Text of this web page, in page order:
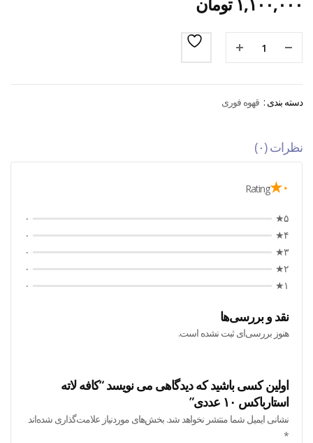
دسته بندی : قهوه فوری
نظرات (۰)
۰★ Rating
۵★
۰
۴★
۰
۳★
۰
۲★
۰
۱★
۰
نقد و بررسی‌ها
هنوز بررسی‌ای ثبت نشده است.
اولین کسی باشید که دیدگاهی می نویسد “کافه لاته
استارباکس ۱۰ عددی”
نشانی ایمیل شما منتشر نخواهد شد. بخش‌های موردنیاز علامت‌گذاری شده‌اند
*